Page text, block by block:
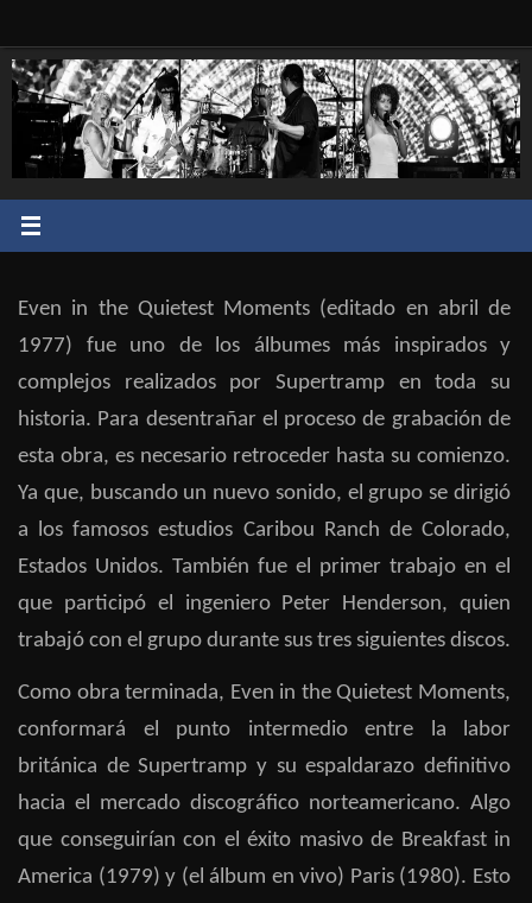
contenido
Even in the Quietest Moments (editado en abril de
1977) fue uno de los álbumes más inspirados y
complejos realizados por Supertramp en toda su
historia. Para desentrañar el proceso de grabación de
esta obra, es necesario retroceder hasta su comienzo.
Ya que, buscando un nuevo sonido, el grupo se dirigió
a los famosos estudios Caribou Ranch de Colorado,
Estados Unidos. También fue el primer trabajo en el
que participó el ingeniero Peter Henderson, quien
trabajó con el grupo durante sus tres siguientes discos.
Como obra terminada, Even in the Quietest Moments,
conformará el punto intermedio entre la labor
británica de Supertramp y su espaldarazo definitivo
hacia el mercado discográfico norteamericano. Algo
que conseguirían con el éxito masivo de Breakfast in
America (1979) y (el álbum en vivo) Paris (1980). Esto